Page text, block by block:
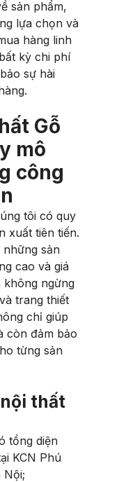
sản phẩm,
lựa chọn và
hàng linh
kỳ chi phí
sự hài
Gỗ
mô
công
tôi có quy
xuất tiên tiến.
những sản
cao và giá
không ngừng
trang thiết
chỉ giúp
còn đảm bảo
từng sản
thất
tổng diện
KCN Phú
Nội;